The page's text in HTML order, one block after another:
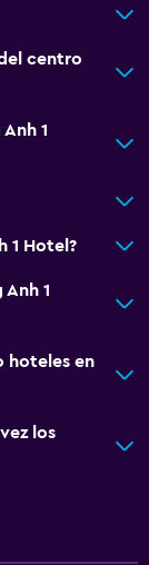
centro
1
1 Hotel?
1
hoteles en
los